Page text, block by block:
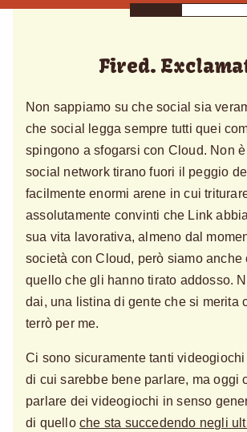
Fired.
Non sappiamo su che social sia
che social legga sempre tutti quei
spingono a sfogarsi con Cloud. Non
social network tirano fuori il peggio
facilmente enormi arene in cui
assolutamente convinti che Link
sua vita lavorativa, almeno dal
società con Cloud, però siamo anche
quello che gli hanno tirato addosso.
dai, una listina di gente che si merita
terrò per me.
Ci sono sicuramente tanti
di cui sarebbe bene parlare, ma oggi
parlare dei videogiochi in senso
di quello che sta succedendo negli